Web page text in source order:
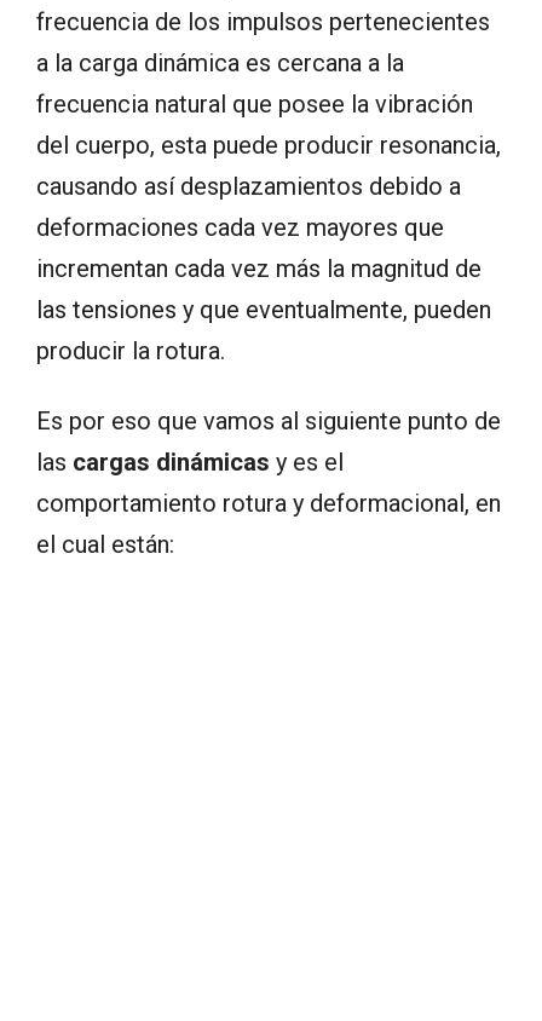
frecuencia de los impulsos pertenecientes
a la carga dinámica es cercana a la
frecuencia natural que posee la vibración
del cuerpo, esta puede producir resonancia,
causando así desplazamientos debido a
deformaciones cada vez mayores que
incrementan cada vez más la magnitud de
las tensiones y que eventualmente, pueden
producir la rotura.
Es por eso que vamos al siguiente punto de
las cargas dinámicas y es el
comportamiento rotura y deformacional, en
el cual están: